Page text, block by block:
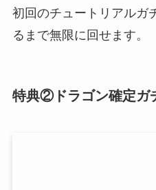
初回のチュートリアルガ
るまで無限に回せます。
特典②ドラゴン確定ガ